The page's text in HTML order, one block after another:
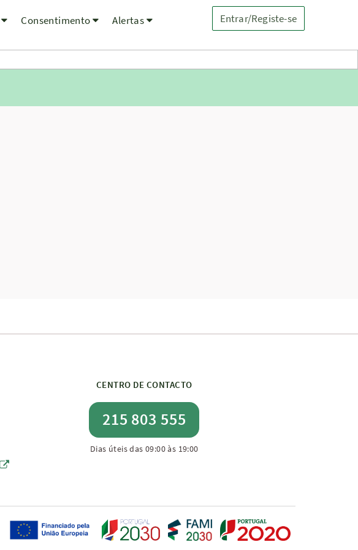
Entrar/Registe-se
Consentimento Alertas
CENTRO DE CONTACTO
215 803 555
Dias úteis das 09:00 às 19:00